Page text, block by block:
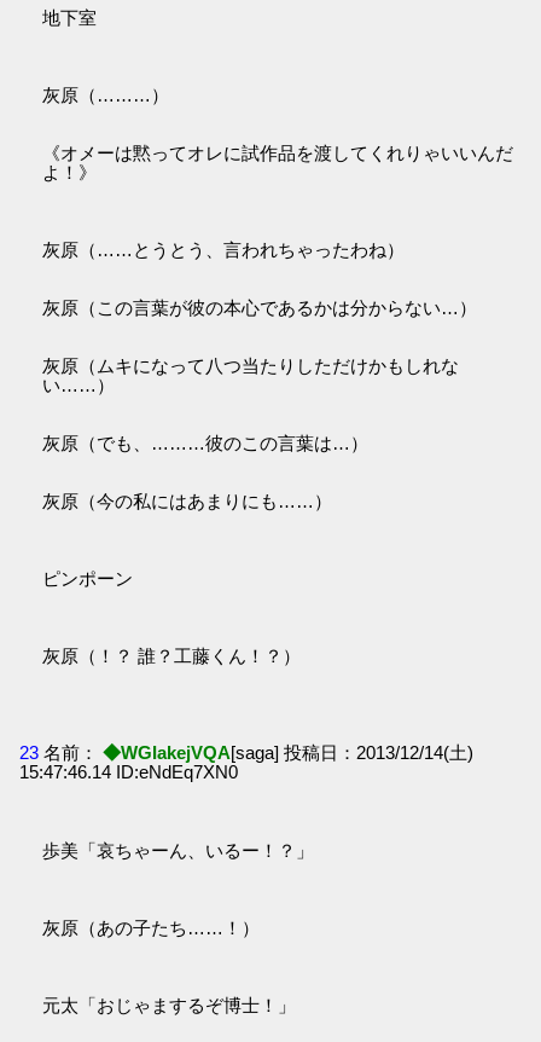
地下室
灰原（………）
《オメーは黙ってオレに試作品を渡してくれりゃいいんだ
よ！》
灰原（……とうとう、言われちゃったわね）
灰原（この言葉が彼の本心であるかは分からない…）
灰原（ムキになって八つ当たりしただけかもしれな
い……）
灰原（でも、………彼のこの言葉は…）
灰原（今の私にはあまりにも……）
ピンポーン
灰原（！？ 誰？工藤くん！？）
23 名前： ◆WGIakejVQA[saga] 投稿日：2013/12/14(土)
15:47:46.14 ID:eNdEq7XN0
歩美「哀ちゃーん、いるー！？」
灰原（あの子たち……！）
元太「おじゃまするぞ博士！」